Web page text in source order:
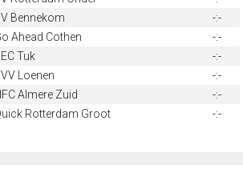
Bennekom
-:-
Ahead Cothen
-:-
Tuk
-:-
Loenen
-:-
Almere Zuid
-:-
Rotterdam Groot -:-